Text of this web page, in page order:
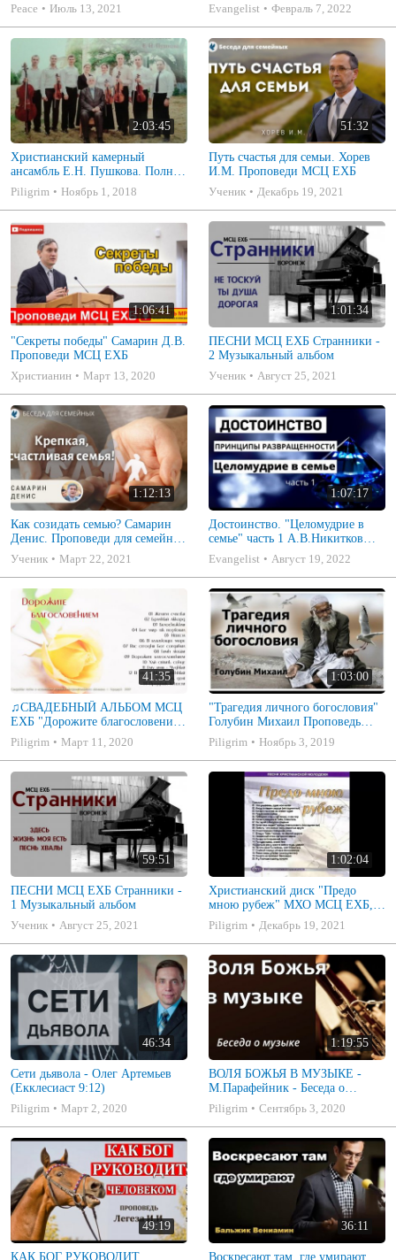
2021 (7я)
Peace Июль 13, 2021 Evangelist Февраль 7, 2022
2:03:45
Христианский камерный
ансамбль Е.Н. Пушкова. Полное
собрание
Piligrim Ноябрь 1, 2018
51:32
Путь счастья для семьи. Хорев
И.М. Проповеди МСЦ ЕХБ
Ученик
Декабрь 19, 2021
1:06:41
"Секреты победы" Самарин Д.В.
Проповеди МСЦ ЕХБ
Христианин
Март 13, 2020
1:01:34
ПЕСНИ МСЦ ЕХБ Странники -
2 Музыкальный альбом
Ученик
Август 25, 2021
1:12:13
Как созидать семью? Самарин
Денис. Проповеди для семейных
МСЦ ЕХБ
Ученик Март 22, 2021
1:07:17
Достоинство. "Целомудрие в
семье" часть 1 А.В.Никитков
Беседа для семейных МСЦ ЕХБ
Evangelist Август 19, 2022
41:35
♫СВАДЕБНЫЙ АЛЬБОМ МСЦ
ЕХБ "Дорожите благословением
- Христианские песни.
Музыкальный диск. Псалмы
Piligrim Март 11, 2020
1:03:00
"Трагедия личного богословия"
Голубин Михаил Проповедь
2019
Piligrim Ноябрь 3, 2019
59:51
ПЕСНИ МСЦ ЕХБ Странники -
1 Музыкальный альбом
Ученик
Август 25, 2021
1:02:04
Христианский диск "Предо
мною рубеж" МХО МСЦ ЕХБ,
музыкальный альбом, пение,
музыка
Piligrim Декабрь 19, 2021
46:34
Сети дьявола - Олег Артемьев
(Екклесиаст 9:12)
Piligrim
Март 2, 2020
1:19:55
ВОЛЯ БОЖЬЯ В МУЗЫКЕ -
М.Парафейник - Беседа о
музыке 2
Piligrim Сентябрь 3, 2020
49:19
КАК БОГ РУКОВОДИТ
36:11
Воскресают там, где умирают.